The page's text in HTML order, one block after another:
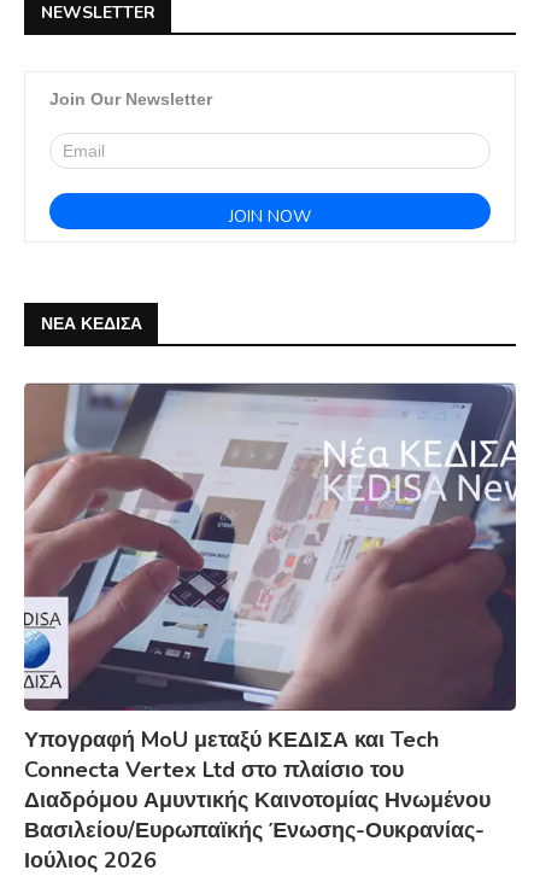
NEWSLETTER
Join Our Newsletter
ΝΕΑ ΚΕΔΙΣΑ
Υπογραφή MoU μεταξύ ΚΕΔΙΣΑ και Tech
Connecta Vertex Ltd στο πλαίσιο του
Διαδρόμου Αμυντικής Καινοτομίας Ηνωμένου
Βασιλείου/Ευρωπαϊκής Ένωσης-Ουκρανίας-
Ιούλιος 2026